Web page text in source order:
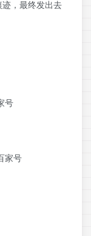
，最终发出去
号
家号